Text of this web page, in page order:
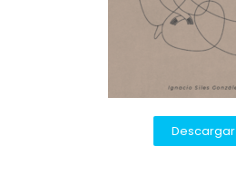
Descargar